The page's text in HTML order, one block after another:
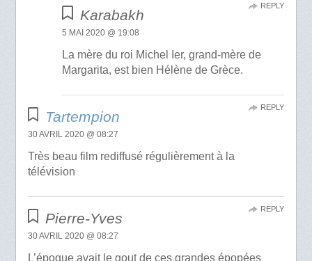
Karabakh
5 MAI 2020 @ 19:08
La mère du roi Michel Ier, grand-mère de
Margarita, est bien Hélène de Grèce.
REPLY
Tartempion
30 AVRIL 2020 @ 08:27
Très beau film rediffusé régulièrement à la
télévision
REPLY
Pierre-Yves
30 AVRIL 2020 @ 08:27
L’époque avait le gout de ces grandes épopées
REPLY